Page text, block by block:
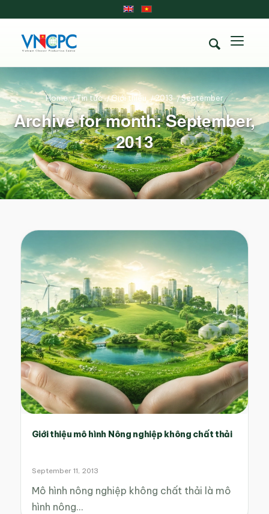
Archive for month: September,
2013
Home /Tin tức /Giới thiệu /2013 /September
Giới thiệu mô hình Nông nghiệp không chất thải
September 11, 2013
Mô hình nông nghiệp không chất thải là mô
hình nông…